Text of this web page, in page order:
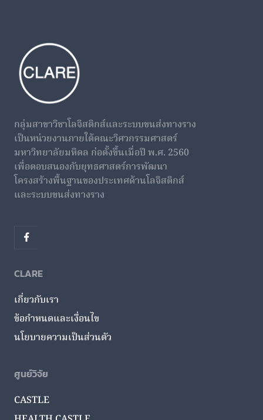
กลุ่มสาขาวิชาโลจิสติกส์และระบบขนส่งทางราง
เป็นหน่วยงานภายใต้คณะวิศวกรรมศาสตร์
มหาวิทยาลัยมหิดล ก่อตั้งขึ้นเมื่อปี พ.ศ. 2560
เพื่อตอบสนองกับยุทธศาสตร์การพัฒนา
โครงสร้างพื้นฐานของประเทศด้านโลจิสติกส์
และระบบขนส่งทางราง
CLARE
เกี่ยวกับเรา
ข้อกำหนดและเงื่อนไข
นโยบายความเป็นส่วนตัว
ศูนย์วิจัย
CASTLE